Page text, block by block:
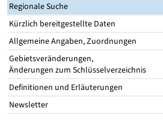
Regionale Suche
Kürzlich bereitgestellte Daten
Allgemeine Angaben, Zuordnungen
Gebietsveränderungen,
Änderungen zum Schlüsselverzeichnis
Definitionen und Erläuterungen
Newsletter